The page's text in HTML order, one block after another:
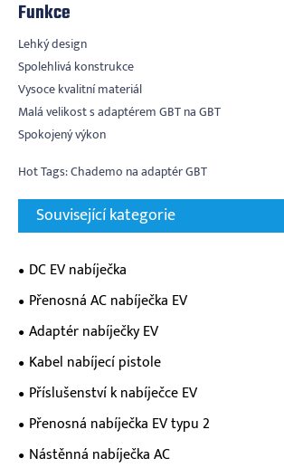
Funkce
Lehký design
Spolehlivá konstrukce
Vysoce kvalitní materiál
Malá velikost s adaptérem GBT na GBT
Spokojený výkon
Hot Tags: Chademo na adaptér GBT
Související kategorie
DC EV nabíječka
Přenosná AC nabíječka EV
Adaptér nabíječky EV
Kabel nabíjecí pistole
Příslušenství k nabíječce EV
Přenosná nabíječka EV typu 2
Nástěnná nabíječka AC